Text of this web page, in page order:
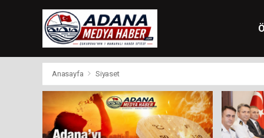
Anasayfa Siyaset